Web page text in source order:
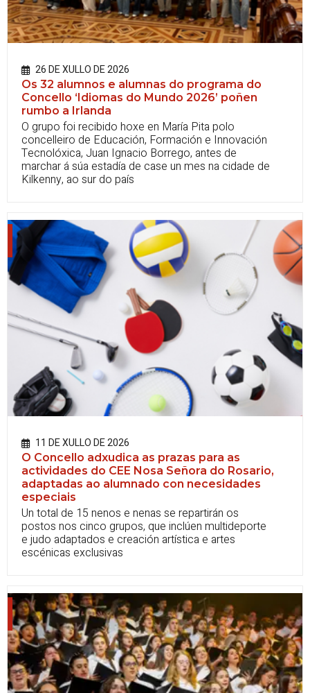
26 DE XULLO DE 2026
Os 32 alumnos e alumnas do programa do
Concello ‘Idiomas do Mundo 2026’ poñen
rumbo a Irlanda
O grupo foi recibido hoxe en María Pita polo
concelleiro de Educación, Formación e Innovación
Tecnolóxica, Juan Ignacio Borrego, antes de
marchar á súa estadía de case un mes na cidade de
Kilkenny, ao sur do país
11 DE XULLO DE 2026
O Concello adxudica as prazas para as
actividades do CEE Nosa Señora do Rosario,
adaptadas ao alumnado con necesidades
especiais
Un total de 15 nenos e nenas se repartirán os
postos nos cinco grupos, que inclúen multideporte
e judo adaptados e creación artística e artes
escénicas exclusivas